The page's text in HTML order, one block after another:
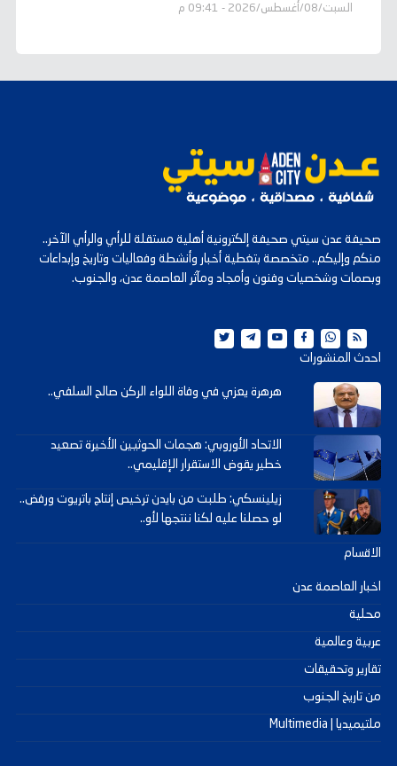
السبت/08/أغسطس/2026 - 09:41 م
صحيفة عدن سيتي صحيفة إلكترونية أهلية مستقلة للرأي والرأي الآخر..
منكم وإليكم.. متخصصة بتغطية أخبار وأنشطة وفعاليات وتاريخ وإبداعات
وبصمات وشخصيات وفنون وأمجاد ومآثر العاصمة عدن، والجنوب.
احدث المنشورات
هرهرة يعزي في وفاة اللواء الركن صالح السلفي..
الاتحاد الأوروبي: هجمات الحوثيين الأخيرة تصعيد
خطير يقوض الاستقرار الإقليمي..
زيلينسكي: طلبت من بايدن ترخيص إنتاج باتريوت ورفض..
لو حصلنا عليه لكنا ننتجها لأو..
الاقسام
اخبار العاصمة عدن
محلية
عربية وعالمية
تقارير وتحقيقات
من تاريخ الجنوب
ملتيميديا | Multimedia